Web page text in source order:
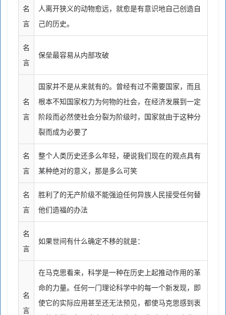
名
言
人离开狭义的动物愈远，就愈是有意识地自己创造自
己的历史。
名
言
保垒最容易从内部攻破
名
言
国家并不是从来就有的。曾经有过不需要国家，而且
根本不知国家权力为何物的社会，在经济发展到一定
阶段而必然使社会分裂为阶级时，国家就由于这种分
裂而成为必要了
名
言
整个人类历史还多么年轻，硬说我们现在的观点具有
某种绝对的意义，那是多么可笑
名
言
胜利了的无产阶级不能强迫任何异族人民接受任何替
他们造福的办法
名
言
如果世间有什么确定不移的就是：
名
言
在马克思看来，科学是一种在历史上起推动作用的革
命的力量。任何一门理论科学中的每一个新发现，即
使它的实际应用甚至还无法预见，都使马克思感到衷